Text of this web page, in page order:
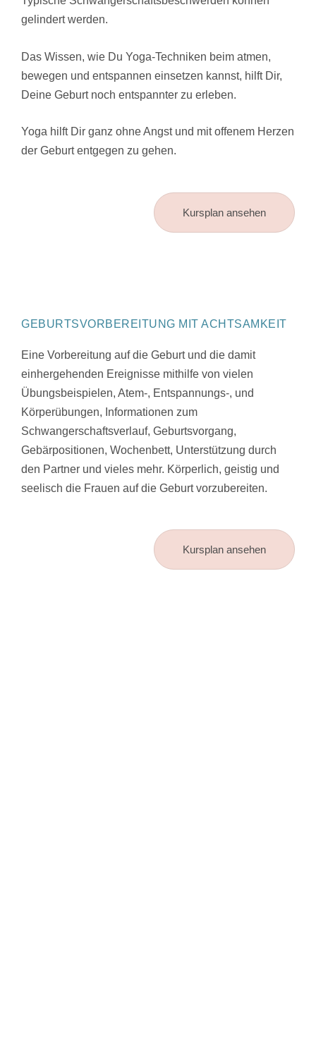
gelindert werden.
Das Wissen, wie Du Yoga-Techniken beim atmen,
bewegen und entspannen einsetzen kannst, hilft Dir,
Deine Geburt noch entspannter zu erleben.
Yoga hilft Dir ganz ohne Angst und mit offenem Herzen
der Geburt entgegen zu gehen.
Kursplan ansehen
GEBURTSVORBEREITUNG MIT ACHTSAMKEIT
Eine Vorbereitung auf die Geburt und die damit
einhergehenden Ereignisse mithilfe von vielen
Übungsbeispielen, Atem-, Entspannungs-, und
Körperübungen, Informationen zum
Schwangerschaftsverlauf, Geburtsvorgang,
Gebärpositionen, Wochenbett, Unterstützung durch
den Partner und vieles mehr. Körperlich, geistig und
seelisch die Frauen auf die Geburt vorzubereiten.
Kursplan ansehen